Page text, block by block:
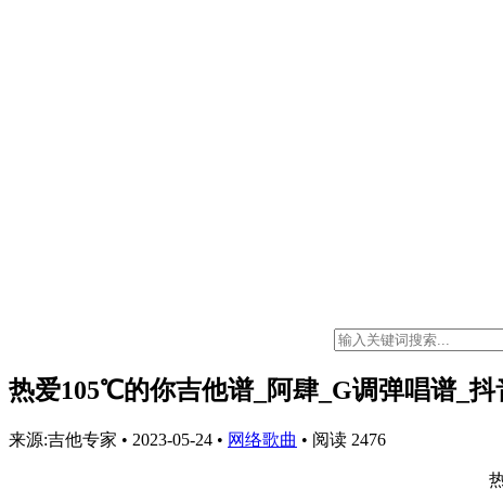
热爱105℃的你吉他谱_阿肆_G调弹唱谱_抖
来源:吉他专家 • 2023-05-24 • 网络歌曲 • 阅读 2476